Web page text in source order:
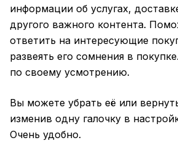
информации об услугах,
другого важного контента.
ответить на интересующие
развеять его сомнения в
по своему усмотрению.
Вы можете убрать её или
изменив одну галочку в
Очень удобно.